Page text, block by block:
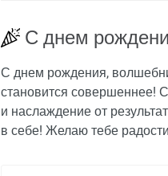
С днем
С днем рождения,
становится совершеннее!
и наслаждение от
в себе! Желаю тебе